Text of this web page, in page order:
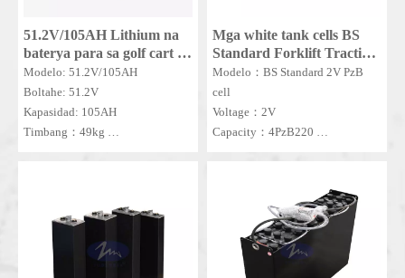
51.2V/105AH Lithium na
baterya para sa golf cart na
baterya LiFePO4 Battery
51.2V Golf Cart Lithium
Battery
Modelo: 51.2V/105AH
Boltahe: 51.2V
Kapasidad: 105AH
Timbang：49kg
Mga white tank cells BS
Standard Forklift Traction
2V PzB Battery Cell
Modelo：BS Standard 2V PzB
cell
Voltage：2V
Capacity：4PzB220
Dimensyon：